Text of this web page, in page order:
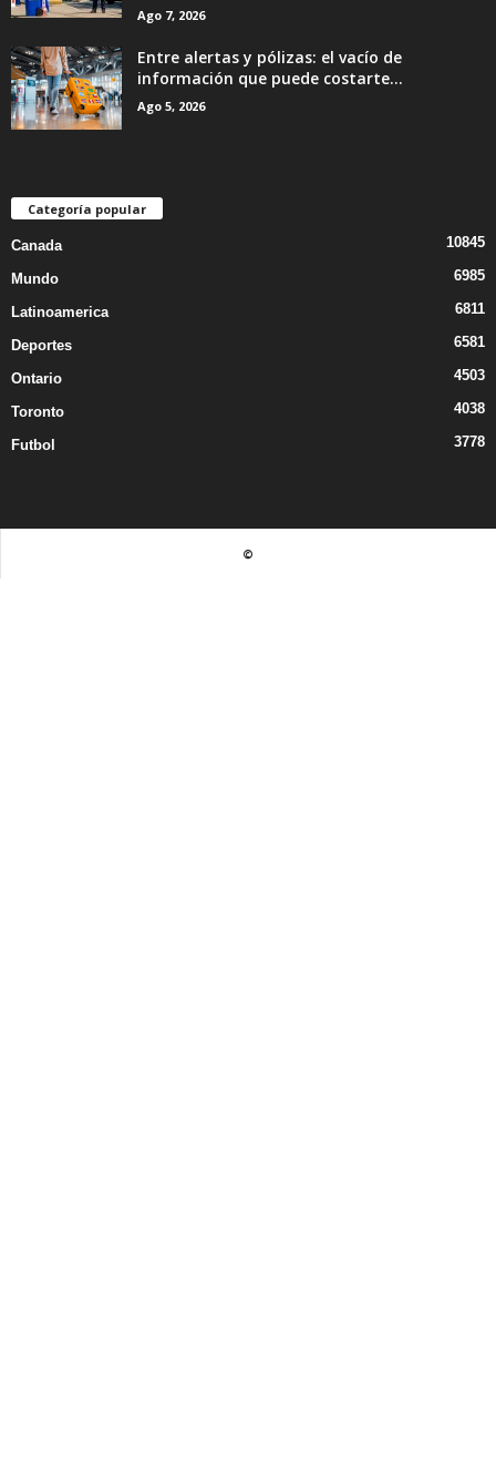
Ago 7, 2026
Entre alertas y pólizas: el vacío de
información que puede costarte...
Ago 5, 2026
Categoría popular
Canada 10845
Mundo 6985
Latinoamerica 6811
Deportes 6581
Ontario 4503
Toronto 4038
Futbol 3778
©